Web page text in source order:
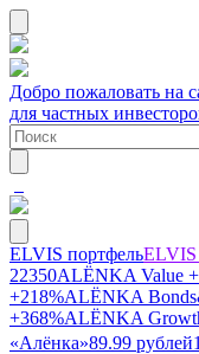
Добро пожаловать на
для частных
ELVIS портфельELVIS
22350ALЁNKA Value
+218%ALЁNKA
+368%ALЁNKA
«Алёнка»89.99 рублей